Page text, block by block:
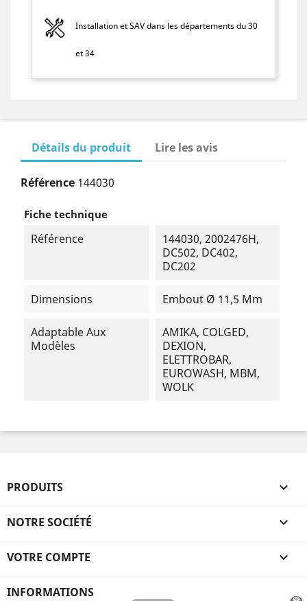
Installation et SAV dans les départements du 30
et 34
Détails du produit Lire les avis
Référence 144030
Fiche technique
Référence
144030, 2002476H,
DC502, DC402,
DC202
Dimensions Embout Ø 11,5 Mm
Adaptable Aux
Modèles
AMIKA, COLGED,
DEXION,
ELETTROBAR,
EUROWASH, MBM,
WOLK
PRODUITS 
NOTRE SOCIÉTÉ 
VOTRE COMPTE 
INFORMATIONS